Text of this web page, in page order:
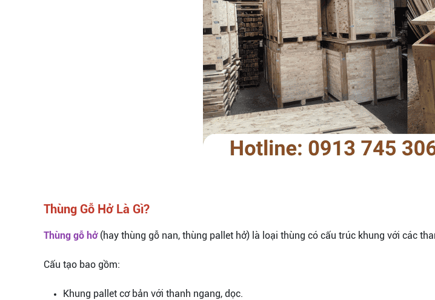
Thùng Gỗ Hở Là Gì?
Thùng gỗ hở(hay thùng gỗ nan, thùng pallet hở) là loại thùng có cấu trúc khung với các
Cấu tạo bao gồm:
Khung pallet cơ bản với thanh ngang, dọc.